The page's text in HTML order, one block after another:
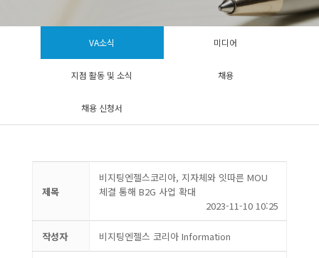
VA소식 미디어
지점 활동 및 소식 채용
채용 신청서
제목
비지팅엔젤스코리아, 지자체와 잇따른 MOU
체결 통해 B2G 사업 확대
2023-11-10 10:25
작성자 비지팅엔젤스 코리아 Information